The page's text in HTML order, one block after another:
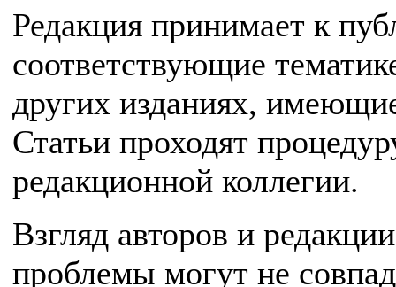
Редакция принимает к
соответствующие
других изданиях,
Статьи проходят
редакционной коллегии.
Взгляд авторов и
проблемы могут не